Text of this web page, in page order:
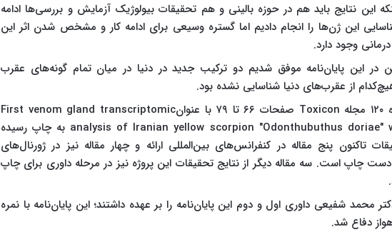
این نتایج باید هم در حوزه بالینی و هم تحقیقات بیولوژیک آزمایش و بررسی‌ها ادامه
این ژن‌ها را انجام دادیم اما گستره وسیعی برای ادامه کار و مشخص‌ شدن اثر این
وجود دارد.
در این پایان‌نامه موفق شدیم دو ترکیب جدید در دنیا در میان تمام گونه‌های عقرب
از عقرب‌های دنیا شناسایی نشده بود.
Toxicon صفحات ۶۶ تا ۷۹ با عنوان
First venom gland transcriptomic
analysis of Iranian yellow scorpion "Odonthubuthus doriae" به چاپ رسیده
تاکنون پنج مقاله در کنفرانس‌های بین‌المللی ارائه و چهار مقاله نیز در ژورنال‌های
دست چاپ است. سه مقاله دیگر از نتایج تحقیقات این پروژه نیز در مرحله داوری برای چاپ
محمد شفیعی داوری اول و دوم این پایان‌نامه را بر عهده داشتند؛ این پایان‌نامه با نمره